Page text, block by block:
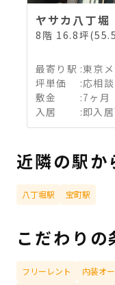
ヤサカ八丁堀
8階 16.8坪
最寄り駅 :東京
坪単価
:応相談
敷金
:7ヶ月
入居
:即入
近隣の駅か
八丁堀駅 宝町駅
こだわりの
フリーレント 内装オ